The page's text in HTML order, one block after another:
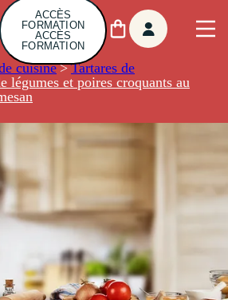
ACCÈS
FORMATION
ACCÈS
FORMATION
cuisine > Tartares de
légumes et poires croquants au